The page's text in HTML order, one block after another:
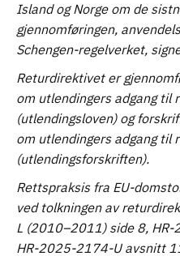
Island og Norge om de
gjennomføringen,
Schengen-regelverket,
Returdirektivet er
om utlendingers adgang til
(utlendingsloven) og
om utlendingers adgang til
(utlendingsforskriften).
Rettspraksis fra EU-
ved tolkningen av
L (2010–2011) side 8,
HR-2025-2174-U avsnitt